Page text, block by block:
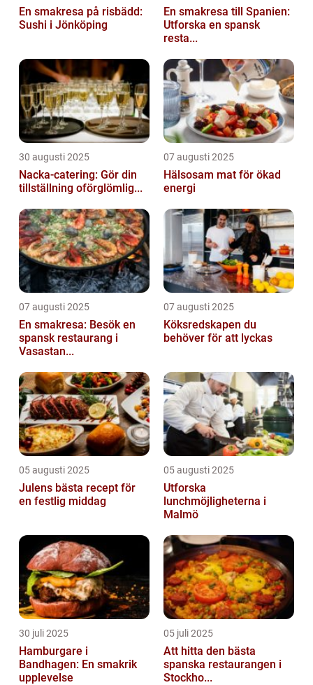
En smakresa på risbädd:
Sushi i Jönköping
En smakresa till Spanien:
Utforska en spansk
resta...
30 augusti 2025
Nacka-catering: Gör din
tillställning oförglömlig...
07 augusti 2025
Hälsosam mat för ökad
energi
07 augusti 2025
En smakresa: Besök en
spansk restaurang i
Vasastan...
07 augusti 2025
Köksredskapen du
behöver för att lyckas
05 augusti 2025
Julens bästa recept för
en festlig middag
05 augusti 2025
Utforska
lunchmöjligheterna i
Malmö
30 juli 2025
Hamburgare i
Bandhagen: En smakrik
upplevelse
05 juli 2025
Att hitta den bästa
spanska restaurangen i
Stockho...